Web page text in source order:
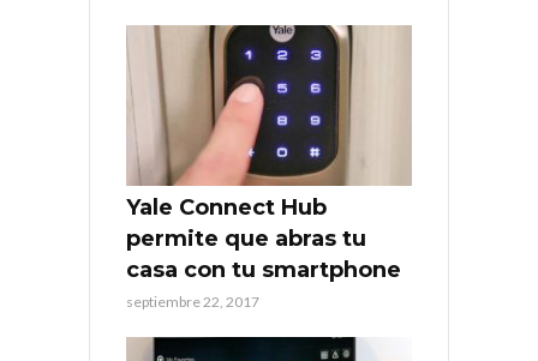
Yale Connect Hub
permite que abras tu
casa con tu smartphone
septiembre 22, 2017